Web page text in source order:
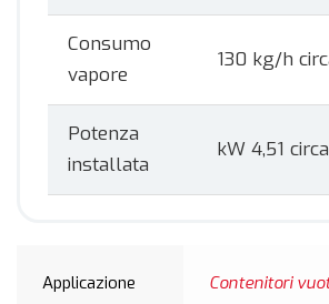
Consumo
vapore
130 kg/h
Potenza
installata
kW 4,51 circa
Applicazione Contenitori